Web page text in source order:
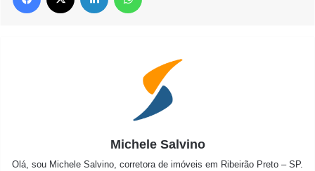
Michele Salvino
Olá, sou Michele Salvino, corretora de imóveis em Ribeirão Preto – SP.